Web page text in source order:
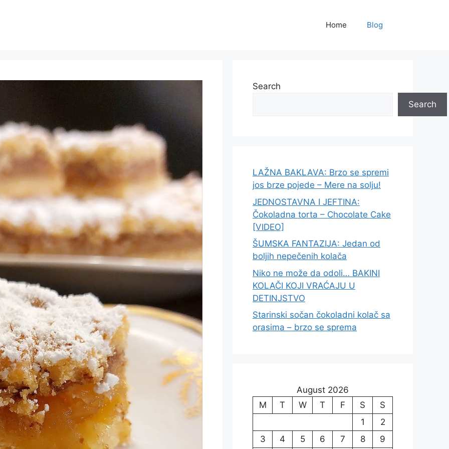
Home Blog
Search
Search
LAŽNA BAKLAVA: Brzo se spremi
jos brze pojede – Mere na solju!
JEDNOSTAVNA I JEFTINA:
Čokoladna torta – Chocolate Cake
[VIDEO]
ŠUMSKA FANTAZIJA: Jedan od
boljih nepečenih kolača
Niko ne može da odoli… BAKINI
KOLAČI KOJI VRAĆAJU U
DETINJSTVO
Starinski sočan čokoladni kolač sa
orasima – brzo se sprema
August 2026
M
T W T F S
S
1
2
3
4 5 6 7 8 9